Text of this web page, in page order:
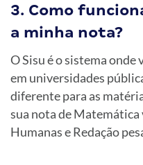
3. Como
a minha nota?
O Sisu é o sistema onde
em universidades
diferente para as
sua nota de
Humanas e Redação